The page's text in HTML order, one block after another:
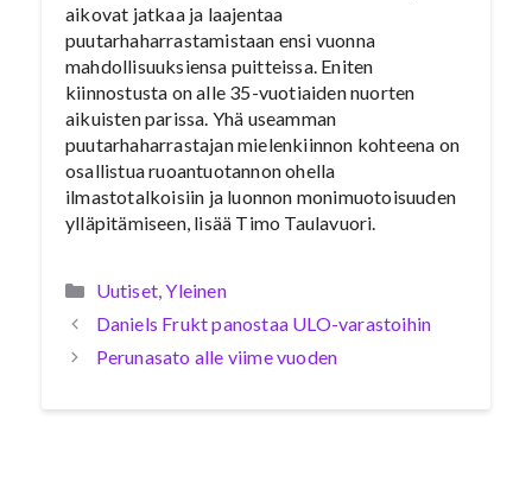
aikovat jatkaa ja laajentaa
puutarhaharrastamistaan ensi vuonna
mahdollisuuksiensa puitteissa. Eniten
kiinnostusta on alle 35-vuotiaiden nuorten
aikuisten parissa. Yhä useamman
puutarhaharrastajan mielenkiinnon kohteena on
osallistua ruoantuotannon ohella
ilmastotalkoisiin ja luonnon monimuotoisuuden
ylläpitämiseen, lisää Timo Taulavuori.
Kategoriat
Uutiset ,Yleinen
Daniels Frukt panostaa ULO-varastoihin
Perunasato alle viime vuoden